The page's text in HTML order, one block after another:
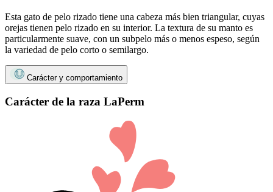
Esta gato de pelo rizado tiene una cabeza más bien triangular, cuyas
orejas tienen pelo rizado en su interior. La textura de su manto es
particularmente suave, con un subpelo más o menos espeso, según
la variedad de pelo corto o semilargo.
Carácter y comportamiento
Carácter de la raza LaPerm